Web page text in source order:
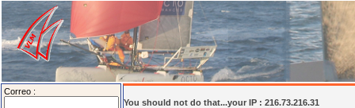
Correo :
You should not do that...your IP : 216.73.216.31